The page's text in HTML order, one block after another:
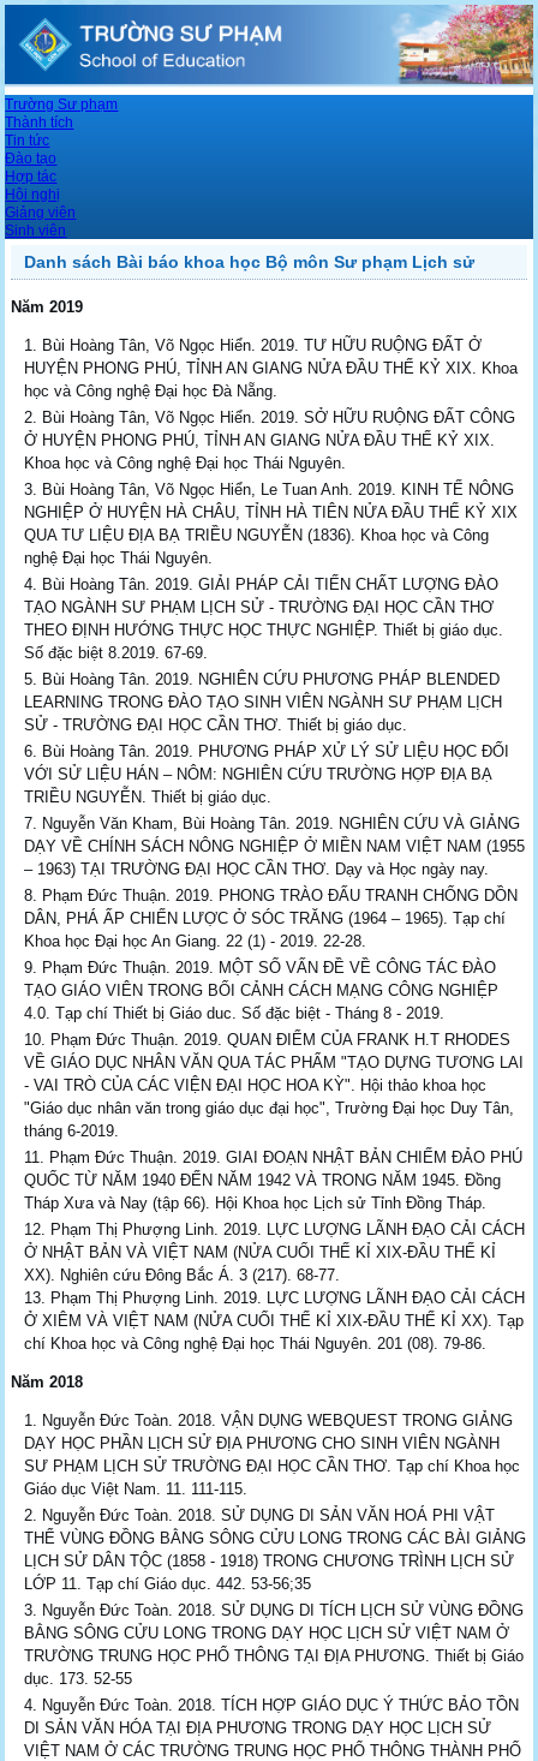
Trường Sư phạm
Thành tích
Tin tức
Đào tạo
Hợp tác
Hội nghị
Giảng viên
Sinh viên
Danh sách Bài báo khoa học Bộ môn Sư phạm Lịch sử
Năm 2019
Bùi Hoàng Tân, Võ Ngọc Hiển. 2019. TƯ HỮU RUỘNG ĐẤT Ở
HUYỆN PHONG PHÚ, TỈNH AN GIANG NỬA ĐẦU THẾ KỶ XIX. Khoa
học và Công nghệ Đại học Đà Nẵng.
Bùi Hoàng Tân, Võ Ngọc Hiển. 2019. SỞ HỮU RUỘNG ĐẤT CÔNG
Ở HUYỆN PHONG PHÚ, TỈNH AN GIANG NỬA ĐẦU THẾ KỶ XIX.
Khoa học và Công nghệ Đại học Thái Nguyên.
Bùi Hoàng Tân, Võ Ngọc Hiển, Le Tuan Anh. 2019. KINH TẾ NÔNG
NGHIỆP Ở HUYỆN HÀ CHÂU, TỈNH HÀ TIÊN NỬA ĐẦU THẾ KỶ XIX
QUA TƯ LIỆU ĐỊA BẠ TRIỀU NGUYỄN (1836). Khoa học và Công
nghệ Đại học Thái Nguyên.
Bùi Hoàng Tân. 2019. GIẢI PHÁP CẢI TIẾN CHẤT LƯỢNG ĐÀO
TẠO NGÀNH SƯ PHẠM LỊCH SỬ - TRƯỜNG ĐẠI HỌC CẦN THƠ
THEO ĐỊNH HƯỚNG THỰC HỌC THỰC NGHIỆP. Thiết bị giáo dục.
Số đặc biệt 8.2019. 67-69.
Bùi Hoàng Tân. 2019. NGHIÊN CỨU PHƯƠNG PHÁP BLENDED
LEARNING TRONG ĐÀO TẠO SINH VIÊN NGÀNH SƯ PHẠM LỊCH
SỬ - TRƯỜNG ĐẠI HỌC CẦN THƠ. Thiết bị giáo dục.
Bùi Hoàng Tân. 2019. PHƯƠNG PHÁP XỬ LÝ SỬ LIỆU HỌC ĐỐI
VỚI SỬ LIỆU HÁN – NÔM: NGHIÊN CỨU TRƯỜNG HỢP ĐỊA BẠ
TRIỀU NGUYỄN. Thiết bị giáo dục.
Nguyễn Văn Kham, Bùi Hoàng Tân. 2019. NGHIÊN CỨU VÀ GIẢNG
DẠY VỀ CHÍNH SÁCH NÔNG NGHIỆP Ở MIỀN NAM VIỆT NAM (1955
– 1963) TẠI TRƯỜNG ĐẠI HỌC CẦN THƠ. Dạy và Học ngày nay.
Phạm Đức Thuận. 2019. PHONG TRÀO ĐẤU TRANH CHỐNG DỒN
DÂN, PHÁ ẤP CHIẾN LƯỢC Ở SÓC TRĂNG (1964 – 1965). Tạp chí
Khoa học Đại học An Giang. 22 (1) - 2019. 22-28.
Phạm Đức Thuận. 2019. MỘT SỐ VẤN ĐỀ VỀ CÔNG TÁC ĐÀO
TẠO GIÁO VIÊN TRONG BỐI CẢNH CÁCH MẠNG CÔNG NGHIỆP
4.0. Tạp chí Thiết bị Giáo duc. Số đặc biệt - Tháng 8 - 2019.
Phạm Đức Thuận. 2019. QUAN ĐIỂM CỦA FRANK H.T RHODES
VỀ GIÁO DỤC NHÂN VĂN QUA TÁC PHẨM "TẠO DỰNG TƯƠNG LAI
- VAI TRÒ CỦA CÁC VIỆN ĐẠI HỌC HOA KỲ". Hội thảo khoa học
"Giáo dục nhân văn trong giáo dục đại học", Trường Đại học Duy Tân,
tháng 6-2019.
Phạm Đức Thuận. 2019. GIAI ĐOẠN NHẬT BẢN CHIẾM ĐẢO PHÚ
QUỐC TỪ NĂM 1940 ĐẾN NĂM 1942 VÀ TRONG NĂM 1945. Đồng
Tháp Xưa và Nay (tập 66). Hội Khoa học Lịch sử Tỉnh Đồng Tháp.
Phạm Thị Phượng Linh. 2019. LỰC LƯỢNG LÃNH ĐẠO CẢI CÁCH
Ở NHẬT BẢN VÀ VIỆT NAM (NỬA CUỐI THẾ KỈ XIX-ĐẦU THẾ KỈ
XX). Nghiên cứu Đông Bắc Á. 3 (217). 68-77.
13. Phạm Thị Phượng Linh. 2019. LỰC LƯỢNG LÃNH ĐẠO CẢI CÁCH
Ở XIÊM VÀ VIỆT NAM (NỬA CUỐI THẾ KỈ XIX-ĐẦU THẾ KỈ XX). Tạp
chí Khoa học và Công nghệ Đại học Thái Nguyên. 201 (08). 79-86.
Năm 2018
Nguyễn Đức Toàn. 2018. VẬN DỤNG WEBQUEST TRONG GIẢNG
DẠY HỌC PHẦN LỊCH SỬ ĐỊA PHƯƠNG CHO SINH VIÊN NGÀNH
SƯ PHẠM LỊCH SỬ TRƯỜNG ĐẠI HỌC CẦN THƠ. Tạp chí Khoa học
Giáo dục Việt Nam. 11. 111-115.
Nguyễn Đức Toàn. 2018. SỬ DỤNG DI SẢN VĂN HOÁ PHI VẬT
THỂ VÙNG ĐỒNG BẰNG SÔNG CỬU LONG TRONG CÁC BÀI GIẢNG
LỊCH SỬ DÂN TỘC (1858 - 1918) TRONG CHƯƠNG TRÌNH LỊCH SỬ
LỚP 11. Tạp chí Giáo dục. 442. 53-56;35
Nguyễn Đức Toàn. 2018. SỬ DỤNG DI TÍCH LỊCH SỬ VÙNG ĐỒNG
BẰNG SÔNG CỬU LONG TRONG DẠY HỌC LỊCH SỬ VIỆT NAM Ở
TRƯỜNG TRUNG HỌC PHỔ THÔNG TẠI ĐỊA PHƯƠNG. Thiết bị Giáo
dục. 173. 52-55
Nguyễn Đức Toàn. 2018. TÍCH HỢP GIÁO DỤC Ý THỨC BẢO TỒN
DI SẢN VĂN HÓA TẠI ĐỊA PHƯƠNG TRONG DẠY HỌC LỊCH SỬ
VIỆT NAM Ở CÁC TRƯỜNG TRUNG HỌC PHỔ THÔNG THÀNH PHỐ